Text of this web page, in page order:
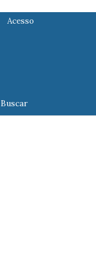
Buscar
Acesso